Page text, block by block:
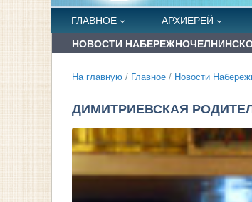
ГЛАВНОЕ АРХИЕРЕЙ
НОВОСТИ
На главную / Главное / Новости
ДИМИТРИЕВСКАЯ